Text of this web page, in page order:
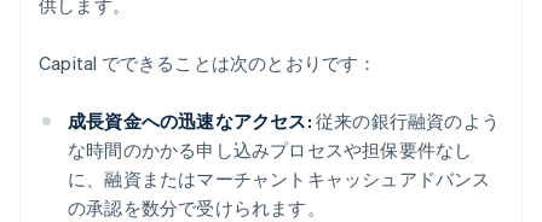
供します。
Capital でできることは次のとおりです：
成長資金への迅速なアクセス: 従来の銀行融資のよう
な時間のかかる申し込みプロセスや担保要件なし
に、融資またはマーチャントキャッシュアドバンス
の承認を数分で受けられます。